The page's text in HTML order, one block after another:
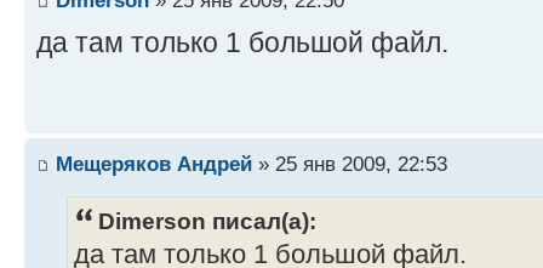
да там только 1 большой файл.
Мещеряков Андрей » 25 янв 2009, 22:53
Dimerson писал(а):
да там только 1 большой файл.